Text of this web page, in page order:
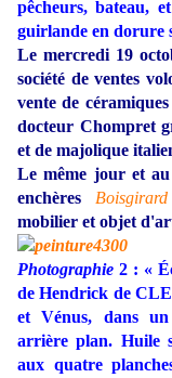
pêcheurs, bateau,
guirlande en dorure
Le mercredi 19
société de ventes
vente de
docteur Chompret
et de majolique
Le même jour et
enchères
Boisgirard
mobilier et objet
Photographie 2 : «
de Hendrick de
et Vénus, dans un
arrière plan. Huile
aux quatre